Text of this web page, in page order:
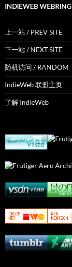
INDIEWEB WEBRING
上一站 / PREV SITE
下一站 / NEXT SITE
随机访问 / RANDOM
IndieWeb 联盟主页
了解 IndieWeb